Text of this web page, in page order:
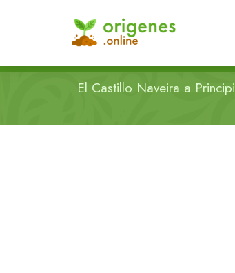
El Castillo Naveira a